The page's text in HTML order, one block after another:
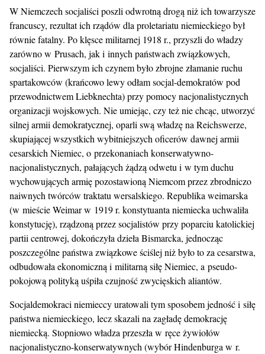
W Niemczech socjaliści poszli odwrotną drogą niż ich towarzysze
francuscy, rezultat ich rządów dla proletariatu niemieckiego był
równie fatalny. Po klęsce militarnej 1918 r., przyszli do władzy
zarówno w Prusach, jak i innych państwach związkowych,
socjaliści. Pierwszym ich czynem było zbrojne złamanie ruchu
spartakowców (krańcowo lewy odłam socjal-demokratów pod
przewodnictwem Liebknechta) przy pomocy nacjonalistycznych
organizacji wojskowych. Nie umiejąc, czy też nie chcąc, utworzyć
silnej armii demokratycznej, oparli swą władzę na Reichswerze,
skupiającej wszystkich wybitniejszych oficerów dawnej armii
cesarskich Niemiec, o przekonaniach konserwatywno-
nacjonalistycznych, pałających żądzą odwetu i w tym duchu
wychowujących armię pozostawioną Niemcom przez zbrodniczo
naiwnych twórców traktatu wersalskiego. Republika weimarska
(w mieście Weimar w 1919 r. konstytuanta niemiecka uchwaliła
konstytucję), rządzoną przez socjalistów przy poparciu katolickiej
partii centrowej, dokończyła dzieła Bismarcka, jednocząc
poszczególne państwa związkowe ściślej niż było to za cesarstwa,
odbudowała ekonomiczną i militarną siłę Niemiec, a pseudo-
pokojową polityką uśpiła czujność zwycięskich aliantów.
Socjaldemokraci niemieccy uratowali tym sposobem jedność i siłę
państwa niemieckiego, lecz skazali na zagładę demokrację
niemiecką. Stopniowo władza przeszła w ręce żywiołów
nacjonalistyczno-konserwatywnych (wybór Hindenburga w r.